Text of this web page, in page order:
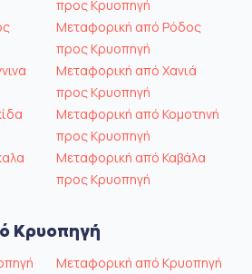
προς Κρυοπηγή
Μεταφορική από Ρόδος
προς Κρυοπηγή
Μεταφορική από Χανιά
προς Κρυοπηγή
Μεταφορική από Κομοτηνή
προς Κρυοπηγή
Μεταφορική από Καβάλα
προς Κρυοπηγή
Κρυοπηγή
Μεταφορική από Κρυοπηγή